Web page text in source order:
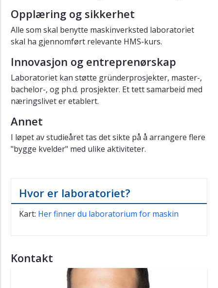
Opplæring og sikkerhet
Alle som skal benytte maskinverksted laboratoriet
skal ha gjennomført relevante HMS-kurs.
Innovasjon og entreprenørskap
Laboratoriet kan støtte gründerprosjekter, master-,
bachelor-, og ph.d. prosjekter. Et tett samarbeid med
næringslivet er etablert.
Annet
I løpet av studieåret tas det sikte på å arrangere flere
"bygge kvelder" med ulike aktiviteter.
Hvor er laboratoriet?
Kart: Her finner du laboratorium for maskin
Kontakt